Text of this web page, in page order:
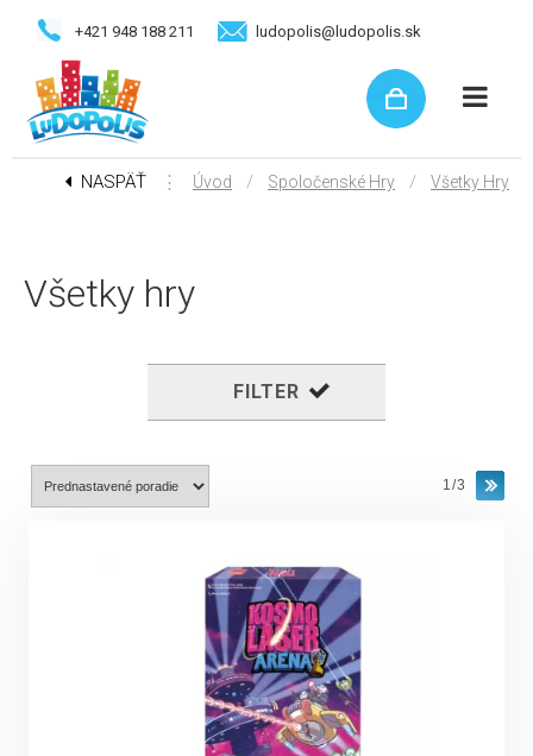
+421 948 188 211 ludopolis@ludopolis.sk
NASPÄŤ ⋮ Úvod / Spoločenské Hry / Všetky Hry
Všetky hry
FILTER
1/3